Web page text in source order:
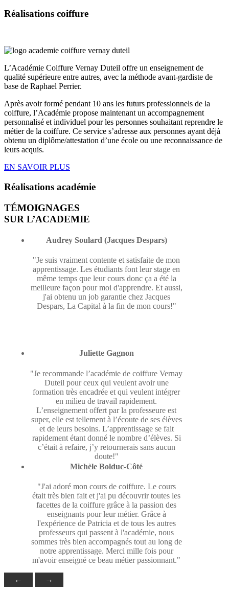
Réalisations coiffure
L’Académie Coiffure Vernay Duteil offre un enseignement de
qualité supérieure entre autres, avec la méthode avant-gardiste de
base de Raphael Perrier.
Après avoir formé pendant 10 ans les futurs professionnels de la
coiffure, l’Académie propose maintenant un accompagnement
personnalisé et individuel pour les personnes souhaitant reprendre le
métier de la coiffure. Ce service s’adresse aux personnes ayant déjà
obtenu un diplôme/attestation d’une école ou une reconnaissance de
leurs acquis.
EN SAVOIR PLUS
Réalisations académie
TÉMOIGNAGES
SUR L’ACADEMIE
Audrey Soulard (Jacques Despars)
"Je suis vraiment contente et satisfaite de mon
apprentissage. Les étudiants font leur stage en
même temps que leur cours donc ça a été la
meilleure façon pour moi d'apprendre. Et aussi,
j'ai obtenu un job garantie chez Jacques
Despars, La Capital à la fin de mon cours!"
Juliette Gagnon
"Je recommande l’académie de coiffure Vernay
Duteil pour ceux qui veulent avoir une
formation très encadrée et qui veulent intégrer
en milieu de travail rapidement.
L’enseignement offert par la professeure est
super, elle est tellement à l’écoute de ses élèves
et de leurs besoins. L’apprentissage se fait
rapidement étant donné le nombre d’élèves. Si
c’était à refaire, j’y retournerais sans aucun
doute!"
Michèle Bolduc-Côté
"J'ai adoré mon cours de coiffure. Le cours
était très bien fait et j'ai pu découvrir toutes les
facettes de la coiffure grâce à la passion des
enseignants pour leur métier. Grâce à
l'expérience de Patricia et de tous les autres
professeurs qui passent à l'académie, nous
sommes très bien accompagnés tout au long de
notre apprentissage. Merci mille fois pour
m'avoir enseigné ce beau métier passionnant."
← →